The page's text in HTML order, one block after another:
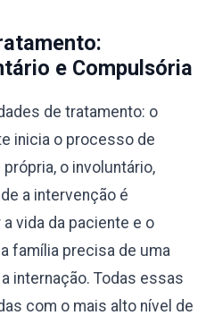
e Compulsória
de tratamento: o
inicia o processo de
o involuntário,
a intervenção é
vida da paciente e o
família precisa de uma
internação. Todas essas
com o mais alto nível de